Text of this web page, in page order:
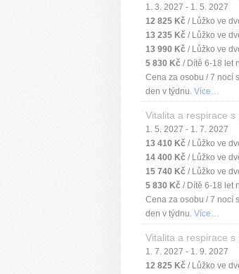
1. 3. 2027 - 1. 5. 2027
12 825 Kč / Lůžko ve
13 235 Kč / Lůžko ve
13 990 Kč / Lůžko ve
5 830 Kč / Dítě 6-18 let
Cena za osobu / 7 nocí
den v týdnu. Více…
Vitalita a respirace
1. 5. 2027 - 1. 7. 2027
13 410 Kč / Lůžko ve
14 400 Kč / Lůžko ve
15 740 Kč / Lůžko ve
5 830 Kč / Dítě 6-18 let
Cena za osobu / 7 nocí
den v týdnu. Více…
Vitalita a respirace
1. 7. 2027 - 1. 9. 2027
12 825 Kč / Lůžko ve